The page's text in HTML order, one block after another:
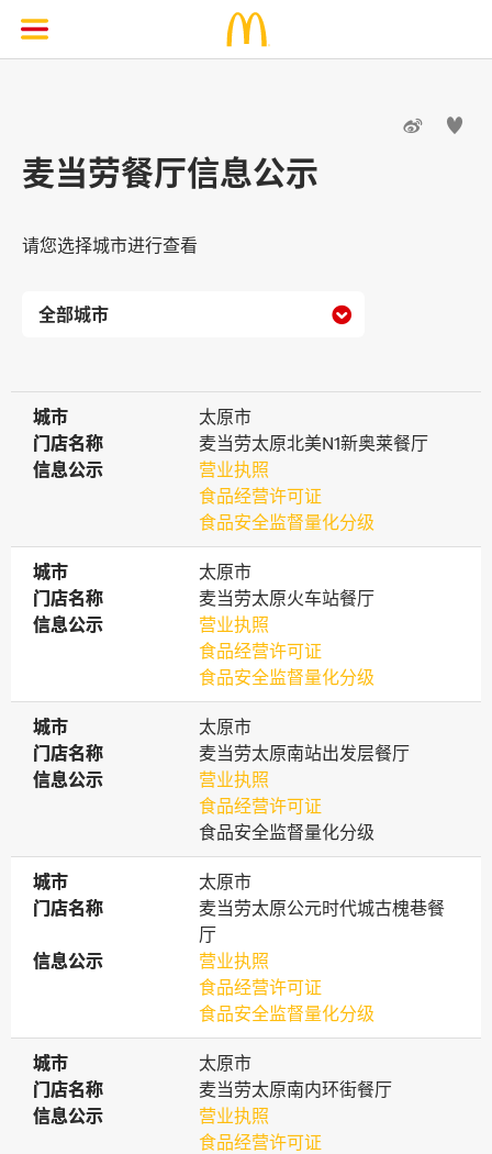
 
麦当劳餐厅信息公示
请您选择城市进行查看

城市
城市
太原市
门店名称
门店名称
麦当劳太原北美N1新奥莱餐厅
信息公示
信息公示
营业执照
食品经营许可证
食品安全监督量化分级
城市
城市
太原市
门店名称
门店名称
麦当劳太原火车站餐厅
信息公示
信息公示
营业执照
食品经营许可证
食品安全监督量化分级
城市
城市
太原市
门店名称
门店名称
麦当劳太原南站出发层餐厅
信息公示
信息公示
营业执照
食品经营许可证
食品安全监督量化分级
城市
城市
太原市
门店名称
门店名称
麦当劳太原公元时代城古槐巷餐
厅
信息公示
信息公示
营业执照
食品经营许可证
食品安全监督量化分级
城市
城市
太原市
门店名称
门店名称
麦当劳太原南内环街餐厅
信息公示
信息公示
营业执照
食品经营许可证